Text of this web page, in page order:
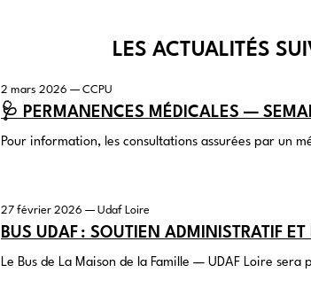
LES ACTUALITÉS
2 mars 2026 — CCPU
🩺 PERMANENCES MÉDICALES —
Pour information, les consultations assurées par un
27 février 2026 — Udaf Loire
BUS UDAF : SOUTIEN ADMINISTRATIF
Le Bus de La Maison de la Famille — UDAF Loire sera